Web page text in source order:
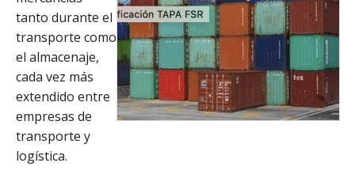
tanto durante el
transporte como
el almacenaje,
cada vez más
extendido entre
empresas de
transporte y
logística.